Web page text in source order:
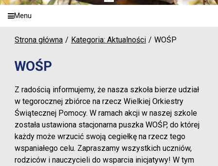
Menu
Strona główna Kategoria: Aktualności WOŚP
WOŚP
Z radością informujemy, że nasza szkoła bierze udział
w tegorocznej zbiórce na rzecz Wielkiej Orkiestry
Świątecznej Pomocy. W ramach akcji w naszej szkole
została ustawiona stacjonarna puszka WOŚP, do której
każdy może wrzucić swoją cegiełkę na rzecz tego
wspaniałego celu. Zapraszamy wszystkich uczniów,
rodziców i nauczycieli do wsparcia inicjatywy! W tym